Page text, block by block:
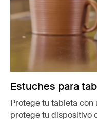
Estuches para
Protege tu tableta
protege tu dispositivo